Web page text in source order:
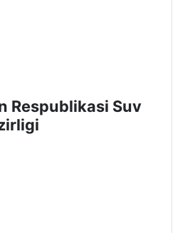
Respublikasi Suv